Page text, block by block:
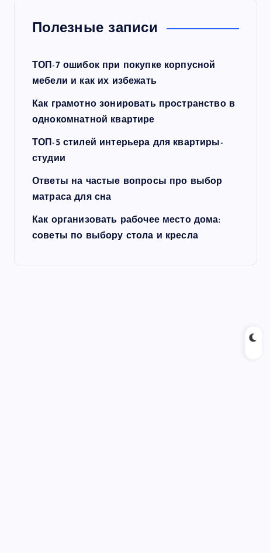
Полезные записи
ТОП-7 ошибок при покупке корпусной
мебели и как их избежать
Как грамотно зонировать пространство в
однокомнатной квартире
ТОП-5 стилей интерьера для квартиры-
студии
Ответы на частые вопросы про выбор
матраса для сна
Как организовать рабочее место дома:
советы по выбору стола и кресла